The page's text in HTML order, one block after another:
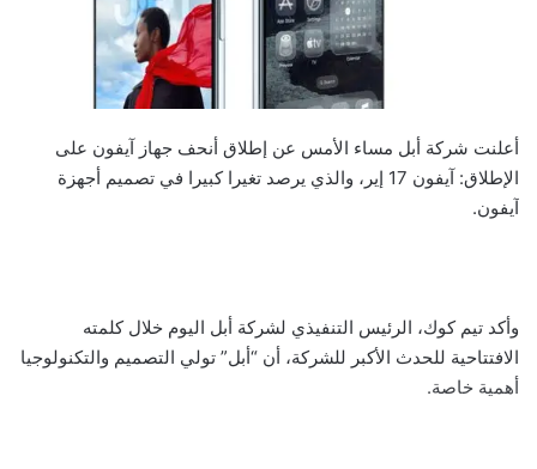
أعلنت شركة أبل مساء الأمس عن إطلاق أنحف جهاز آيفون على
الإطلاق: آيفون 17 إير، والذي يرصد تغيرا كبيرا في تصميم أجهزة
آيفون.
وأكد تيم كوك، الرئيس التنفيذي لشركة أبل اليوم خلال كلمته
الافتتاحية للحدث الأكبر للشركة، أن “أبل” تولي التصميم والتكنولوجيا
أهمية خاصة.